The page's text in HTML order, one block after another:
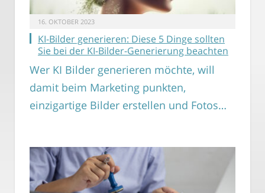
16. OKTOBER 2023
KI-Bilder generieren: Diese 5 Dinge sollten
Sie bei der KI-Bilder-Generierung beachten
Wer KI Bilder generieren möchte, will
damit beim Marketing punkten,
einzigartige Bilder erstellen und Fotos…